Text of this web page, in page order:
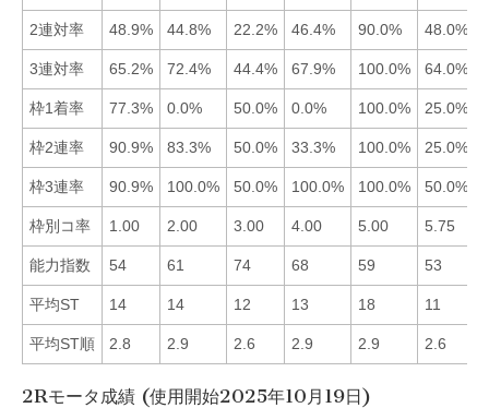
2連対率 48.9% 44.8% 22.2% 46.4% 90.0% 48.0%
3連対率 65.2% 72.4% 44.4% 67.9% 100.0% 64.0%
枠1着率 77.3% 0.0% 50.0% 0.0% 100.0% 25.0%
枠2連率 90.9% 83.3% 50.0% 33.3% 100.0% 25.0%
枠3連率 90.9% 100.0% 50.0% 100.0% 100.0% 50.0%
枠別コ率 1.00 2.00 3.00 4.00 5.00 5.75
能力指数 54 61 74 68 59 53
平均ST 14 14 12 13 18 11
平均ST順 2.8 2.9 2.6 2.9 2.9 2.6
2Rモータ成績 (使用開始2025年10月19日)